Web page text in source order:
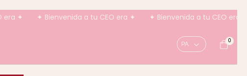
✦ Bienvenida a tu CEO era ✦ ✦ Bienvenida a tu CEO era ✦ ✦
0